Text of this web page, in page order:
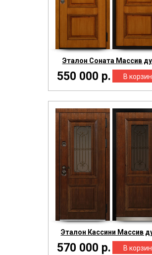
Эталон Соната Массив
550 000 р.
Эталон Кассини Массив
570 000 р.